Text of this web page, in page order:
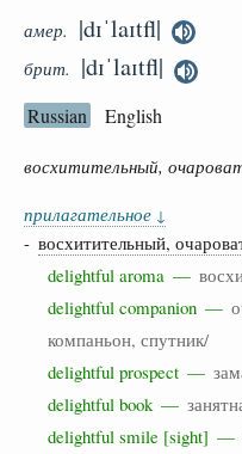
амер. |dɪˈlaɪtfl|
брит. |dɪˈlaɪtfl|
Russian English
восхитительный,
прилагательное ↓
- восхитительный,
delightful aroma —
delightful companion —
компаньон, спутник/
delightful prospect —
delightful book —
delightful smile [sight] —